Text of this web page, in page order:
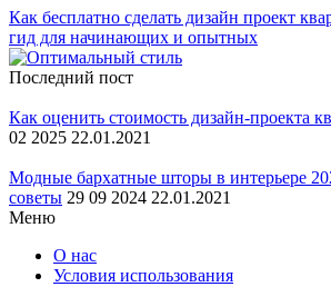
Как бесплатно сделать дизайн проект
гид для начинающих и опытных
Последний пост
Как оценить стоимость дизайн-проекта
02 2025 22.01.2021
Модные бархатные шторы в интерьере
советы 29 09 2024 22.01.2021
Меню
О нас
Условия использования